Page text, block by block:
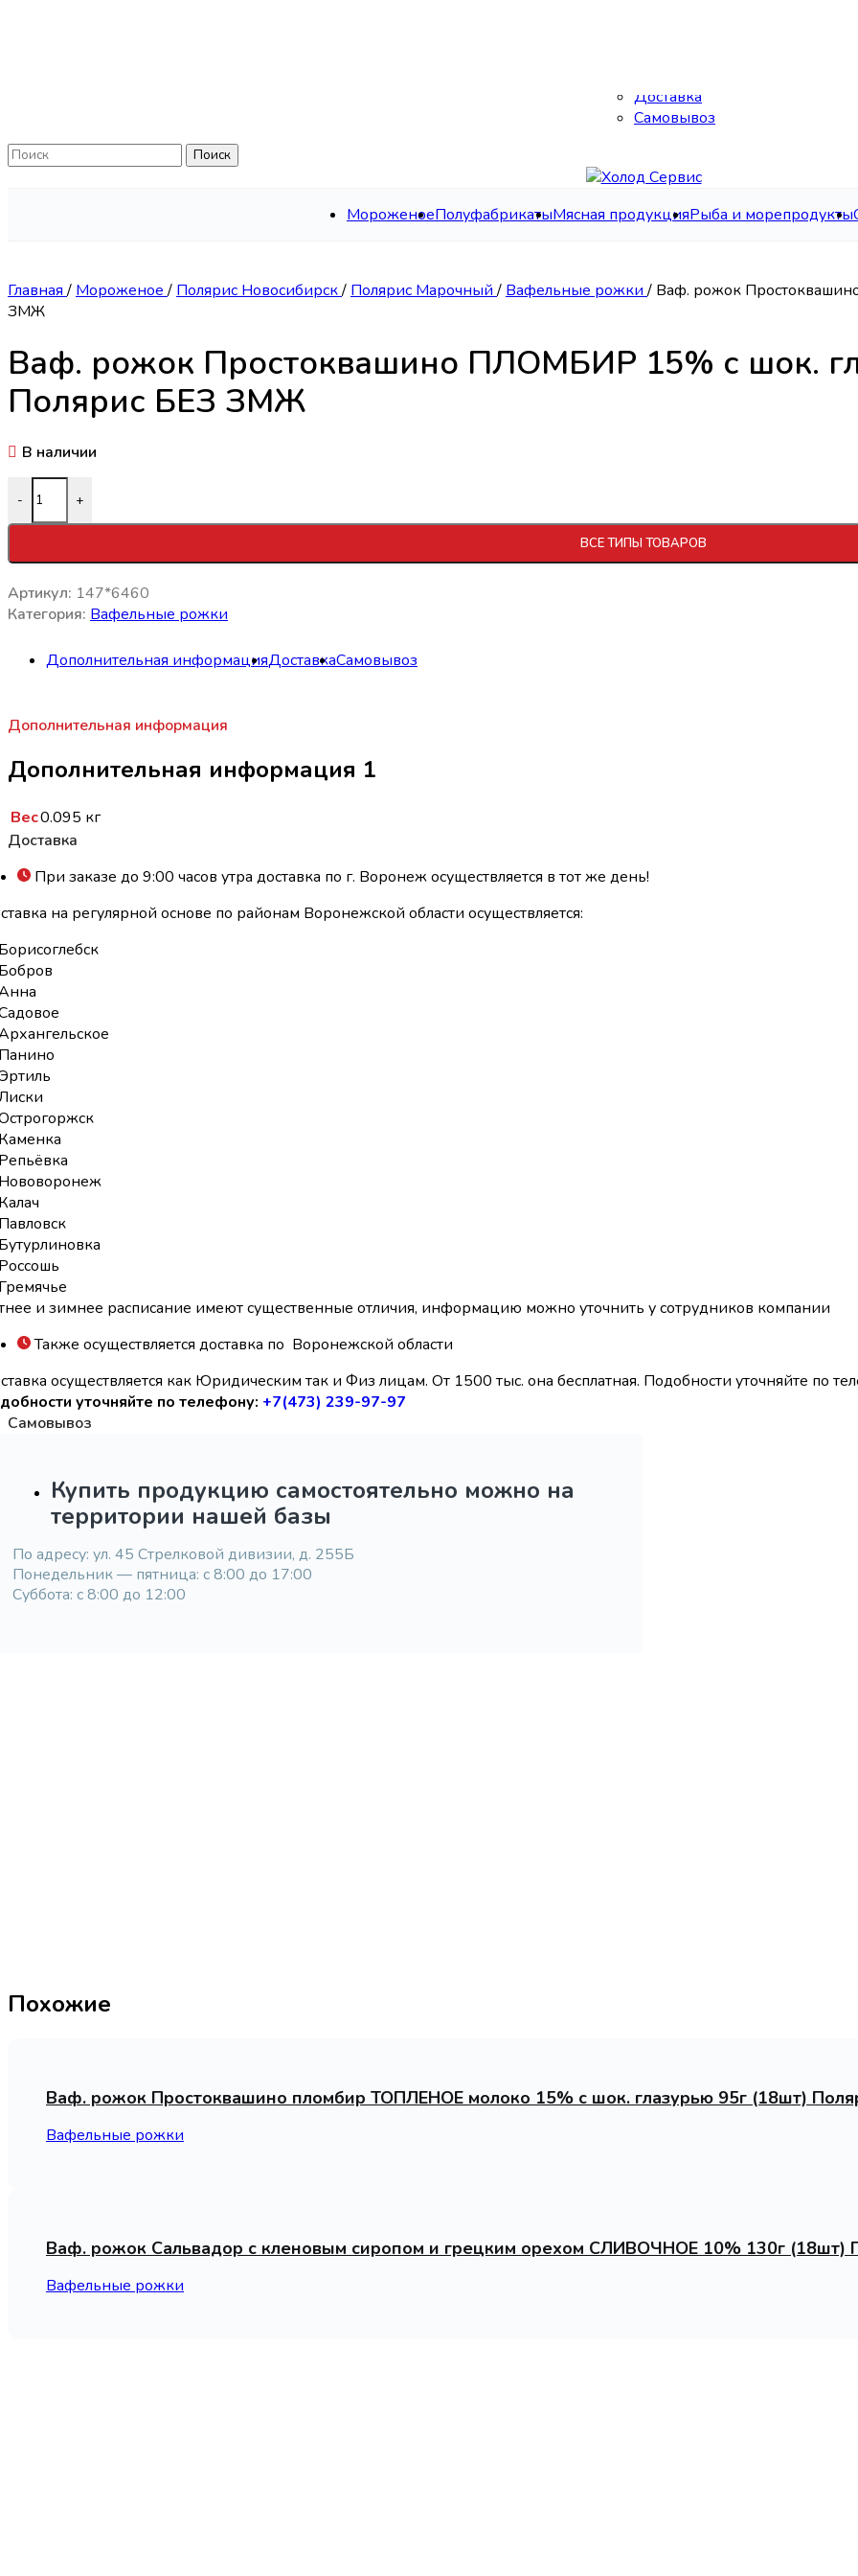
Доставка
Самовывоз
Поиск
МороженоеПолуфабрикатыМясная продукцияРыба и морепродукты
Главная/ Мороженое/ Полярис Новосибирск/ Полярис Марочный/ Вафельные рожки/ Ваф. рожок
ЗМЖ
Ваф. рожок Простоквашино ПЛОМБИР 15% с шок.
Полярис БЕЗ ЗМЖ
В наличии
-
Количество товара Ваф. рожок Простоквашино ПЛОМБИР 15% с шок. глазурью 95г (18шт) Полярис БЕЗ ЗМЖ
+
ВСЕ ТИПЫ ТОВАРОВ
Артикул: 147*6460
Категория: Вафельные рожки
Дополнительная информацияДоставкаСамовывоз
Дополнительная информация
Дополнительная информация 1
Вес0.095 кг
Доставка
При заказе до 9:00 часов утра доставка по г. Воронеж осуществляется в тот же день!
на регулярной основе по районам Воронежской области осуществляется:
и зимнее расписание имеют существенные отличия, информацию можно уточнить у сотрудников компании
Также осуществляется доставка по Воронежской области
осуществляется как Юридическим так и Физ лицам. От 1500 тыс. она бесплатная. Подобности уточняйте по
уточняйте по телефону: +7(473) 239-97-97
Самовывоз
Купить продукцию самостоятельно можно на
территории нашей базы
По адресу: ул. 45 Стрелковой дивизии, д. 255Б
Понедельник — пятница: с 8:00 до 17:00
Суббота: с 8:00 до 12:00
Похожие
Ваф. рожок Простоквашино пломбир ТОПЛЕНОЕ молоко 15% с шок. глазурью 95г (18шт)
Вафельные рожки
Ваф. рожок Сальвадор с кленовым сиропом и грецким орехом СЛИВОЧНОЕ 10% 130г
Вафельные рожки